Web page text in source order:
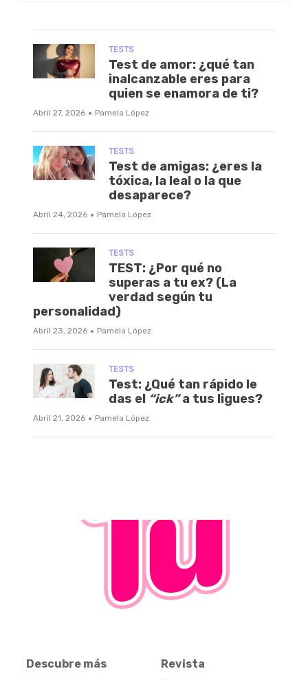
TESTS
Test de amor: ¿qué tan
inalcanzable eres para
quien se enamora de ti?
Abril 27, 2026 · Pamela López
TESTS
Test de amigas: ¿eres la
tóxica, la leal o la que
desaparece?
Abril 24, 2026 · Pamela López
TESTS
TEST: ¿Por qué no
superas a tu ex? (La
verdad según tu
personalidad)
Abril 23, 2026 · Pamela López
TESTS
Test: ¿Qué tan rápido le
das el “ick”a tus ligues?
Abril 21, 2026 · Pamela López
Descubre más
Revista